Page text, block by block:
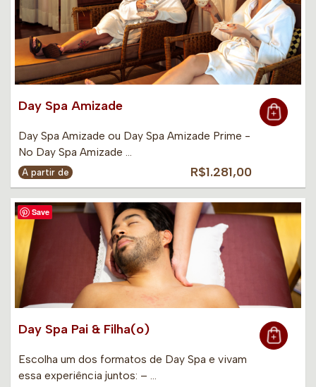
Day Spa Amizade
Day Spa Amizade ou Day Spa Amizade Prime -
No Day Spa Amizade …
A partir de R$1.281,00
Save
Day Spa Pai & Filha(o)
Escolha um dos formatos de Day Spa e vivam
essa experiência juntos: – …